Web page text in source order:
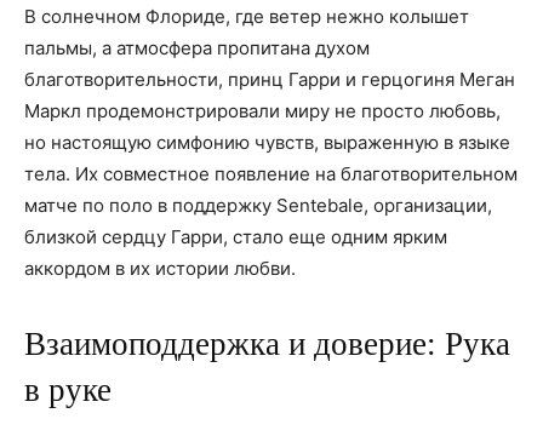
В солнечном Флориде, где ветер нежно колышет
пальмы, а атмосфера пропитана духом
благотворительности, принц Гарри и герцогиня Меган
Маркл продемонстрировали миру не просто любовь,
но настоящую симфонию чувств, выраженную в языке
тела. Их совместное появление на благотворительном
матче по поло в поддержку Sentebale, организации,
близкой сердцу Гарри, стало еще одним ярким
аккордом в их истории любви.
Взаимоподдержка и доверие: Рука
в руке